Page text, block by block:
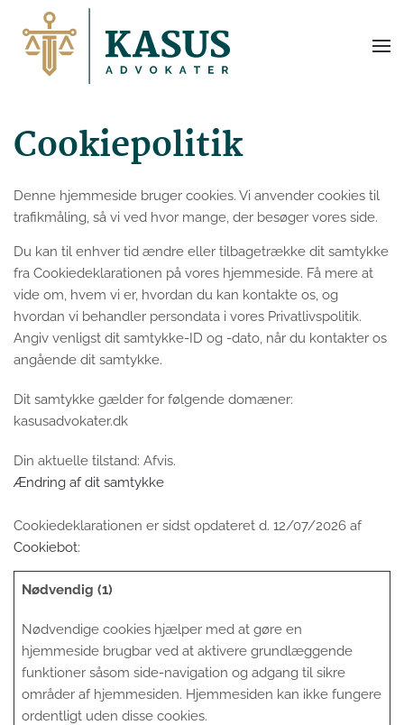
Cookiepolitik
Denne hjemmeside bruger cookies. Vi anvender cookies til
trafikmåling, så vi ved hvor mange, der besøger vores side.
Du kan til enhver tid ændre eller tilbagetrække dit samtykke
fra Cookiedeklarationen på vores hjemmeside. Få mere at
vide om, hvem vi er, hvordan du kan kontakte os, og
hvordan vi behandler persondata i vores Privatlivspolitik.
Angiv venligst dit samtykke-ID og -dato, når du kontakter os
angående dit samtykke.
Dit samtykke gælder for følgende domæner:
kasusadvokater.dk
Din aktuelle tilstand: Afvis.
Ændring af dit samtykke
Cookiedeklarationen er sidst opdateret d. 12/07/2026 af
Cookiebot:
Nødvendig (1)
Nødvendige cookies hjælper med at gøre en
hjemmeside brugbar ved at aktivere grundlæggende
funktioner såsom side-navigation og adgang til sikre
områder af hjemmesiden. Hjemmesiden kan ikke fungere
ordentligt uden disse cookies.